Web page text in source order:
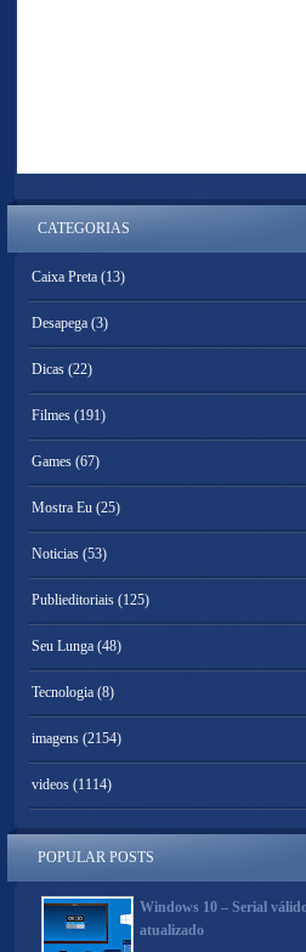
CATEGORIAS
Caixa Preta (13)
Desapega (3)
Dicas (22)
Filmes (191)
Games (67)
Mostra Eu (25)
Noticias (53)
Publieditoriais (125)
Seu Lunga (48)
Tecnologia (8)
imagens (2154)
videos (1114)
POPULAR POSTS
Windows 10 – Serial
atualizado